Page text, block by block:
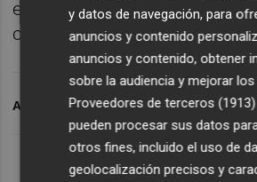
enchufes con adaptador para
cables para cargar otros
ARCHIVADO EN TOR
y datos de navegación, para
anuncios y contenido
anuncios y contenido, obtener
sobre la audiencia y mejorar los
Proveedores de terceros (1913)
pueden procesar sus datos
otros fines, incluido el uso de
geolocalización precisos y